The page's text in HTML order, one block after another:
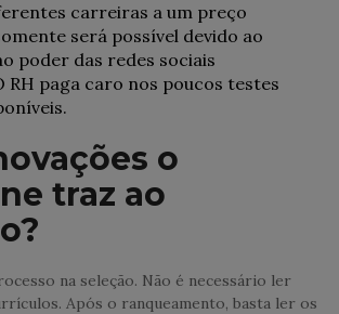
carreiras a um preço
será possível devido ao
poder das redes sociais
RH paga caro nos poucos testes
o
traz ao
na seleção. Não é necessário ler
Após o ranqueamento, basta ler os